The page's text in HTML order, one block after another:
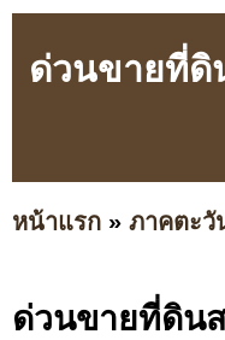
ด่วนขายที่ดิ
หน้าแรก » ภาคตะวั
ด่วนขายที่ดินส